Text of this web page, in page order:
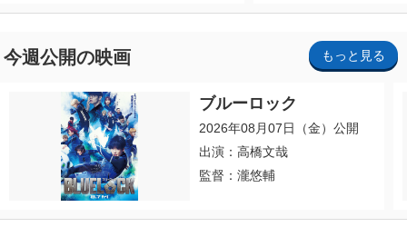
今週公開の映画 もっと見る
ブルーロック
2026年08月07日（金）公開
出演：高橋文哉
監督：瀧悠輔